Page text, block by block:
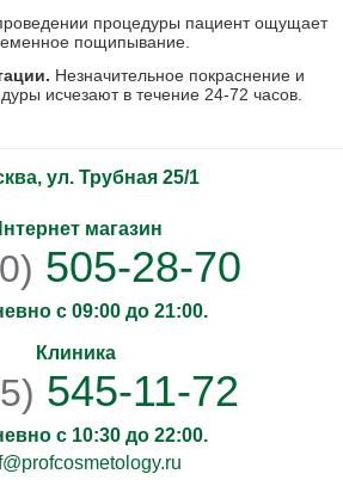
процедуры пациент ощущает
пощипывание.
Незначительное покраснение и
исчезают в течение 24-72 часов.
ул. Трубная 25/1
магазин
505-28-70
с 09:00 до 21:00.
Клиника
545-11-72
с 10:30 до 22:00.